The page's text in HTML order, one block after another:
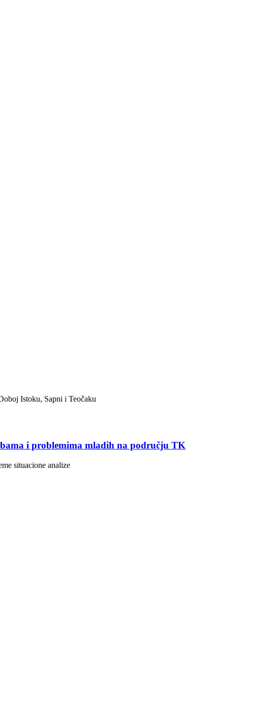
Istoku, Sapni i Teočaku
i problemima mladih na području TK
situacione analize